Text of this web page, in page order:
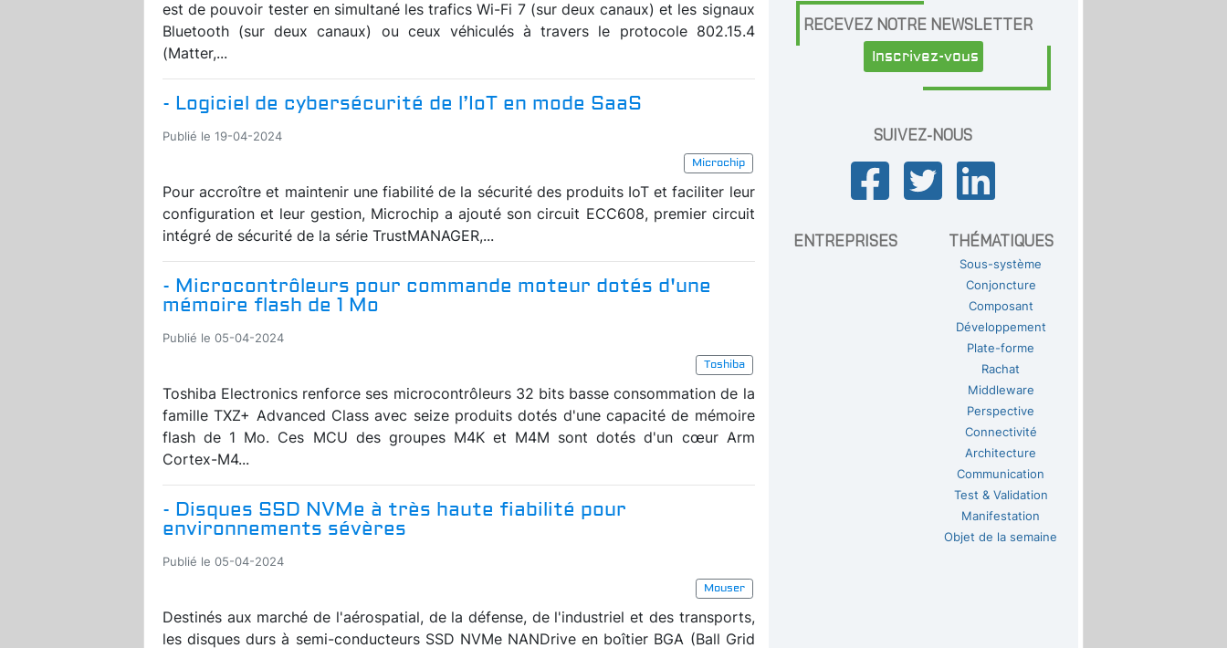
est de pouvoir tester en simultané les trafics Wi-Fi 7 (sur deux canaux) et les signaux
Bluetooth (sur deux canaux) ou ceux véhiculés à travers le protocole 802.15.4
(Matter,...
- Logiciel de cybersécurité de l’IoT en mode SaaS
Publié le 19-04-2024
Microchip
Pour accroître et maintenir une fiabilité de la sécurité des produits IoT et faciliter leur
configuration et leur gestion, Microchip a ajouté son circuit ECC608, premier circuit
intégré de sécurité de la série TrustMANAGER,...
- Microcontrôleurs pour commande moteur dotés d'une
mémoire flash de 1 Mo
Publié le 05-04-2024
Toshiba
Toshiba Electronics renforce ses microcontrôleurs 32 bits basse consommation de la
famille TXZ+ Advanced Class avec seize produits dotés d'une capacité de mémoire
flash de 1 Mo. Ces MCU des groupes M4K et M4M sont dotés d'un cœur Arm
Cortex-M4...
- Disques SSD NVMe à très haute fiabilité pour
environnements sévères
Publié le 05-04-2024
Mouser
Destinés aux marché de l'aérospatial, de la défense, de l'industriel et des transports,
les disques durs à semi-conducteurs SSD NVMe NANDrive en boîtier BGA (Ball Grid
RECEVEZ NOTRE NEWSLETTER
Inscrivez-vous
SUIVEZ-NOUS
ENTREPRISES THÉMATIQUES
Sous-système
Conjoncture
Composant
Développement
Plate-forme
Rachat
Middleware
Perspective
Connectivité
Architecture
Communication
Test & Validation
Manifestation
Objet de la semaine